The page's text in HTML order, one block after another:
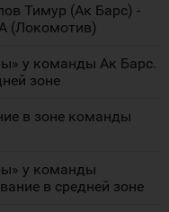
Тимур (Ак Барс) -
(Локомотив)
у команды Ак Барс.
зоне
в зоне команды
у команды
в средней зоне